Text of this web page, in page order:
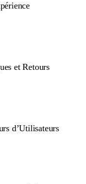
et Retours
d’Utilisateurs